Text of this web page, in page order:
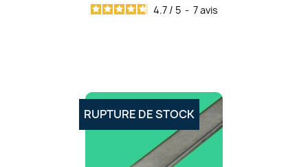
4.7 / 5 - 7avis
RUPTURE DE STOCK